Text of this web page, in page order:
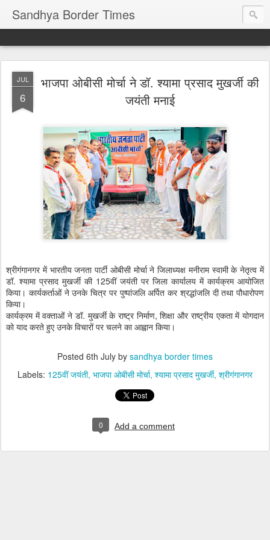
Sandhya Border Times
JUL
6
भाजपा ओबीसी मोर्चा ने डॉ. श्यामा प्रसाद मुखर्जी की
जयंती मनाई
श्रीगंगानगर में भारतीय जनता पार्टी ओबीसी मोर्चा ने जिलाध्यक्ष मनीराम स्वामी के नेतृत्व में
डॉ. श्यामा प्रसाद मुखर्जी की 125वीं जयंती पर जिला कार्यालय में कार्यक्रम आयोजित
किया। कार्यकर्ताओं ने उनके चित्र पर पुष्पांजलि अर्पित कर श्रद्धांजलि दी तथा पौधारोपण
किया।
कार्यक्रम में वक्ताओं ने डॉ. मुखर्जी के राष्ट्र निर्माण, शिक्षा और राष्ट्रीय एकता में योगदान
को याद करते हुए उनके विचारों पर चलने का आह्वान किया।
Posted 6th July by sandhya border times
Labels: 125वीं जयंती भाजपा ओबीसी मोर्चा श्यामा प्रसाद मुखर्जी श्रीगंगानगर
0 Add a comment